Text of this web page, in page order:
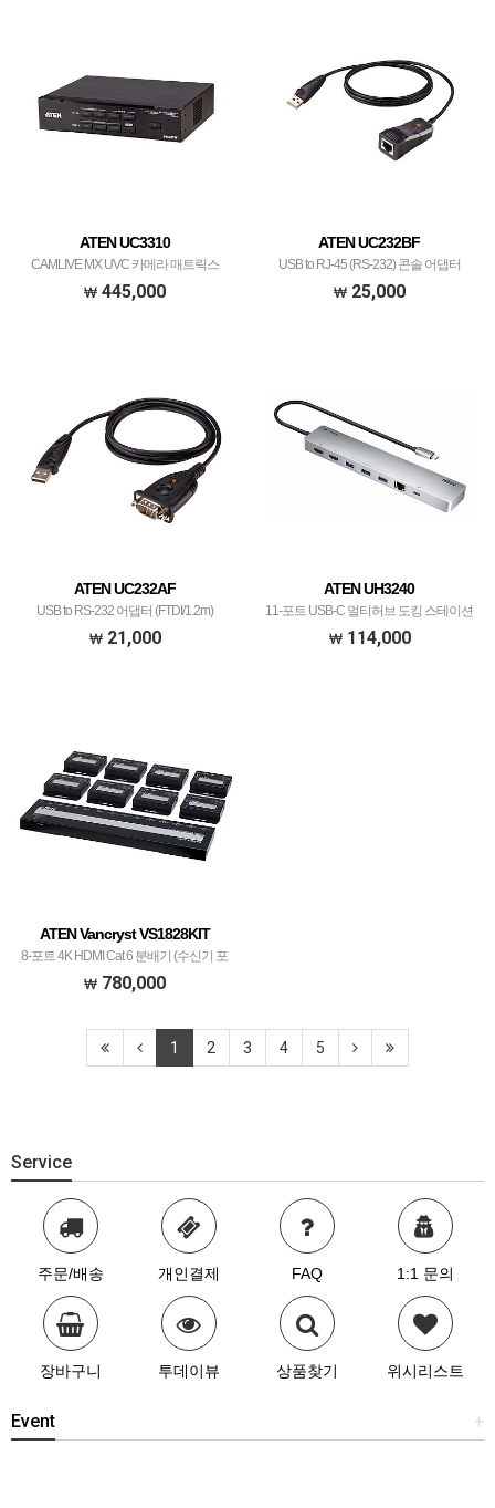
ATEN UC3310
CAMLIVE MX UVC 카메라 매트릭스
445,000
ATEN UC232BF
USB to RJ-45 (RS-232) 콘솔 어댑터
25,000
ATEN UC232AF
USB to RS-232 어댑터 (FTDI/1.2m)
21,000
ATEN UH3240
11-포트 USB-C 멀티허브 도킹 스테이션
(충전 포트 내장) UH3240
114,000
ATEN Vancryst VS1828KIT
8-포트 4K HDMI Cat 6 분배기 (수신기 포
함)
780,000
1 2 3 4 5
Service
주문/배송 개인결제 FAQ 1:1 문의
장바구니 투데이뷰 상품찾기 위시리스트
+
Event